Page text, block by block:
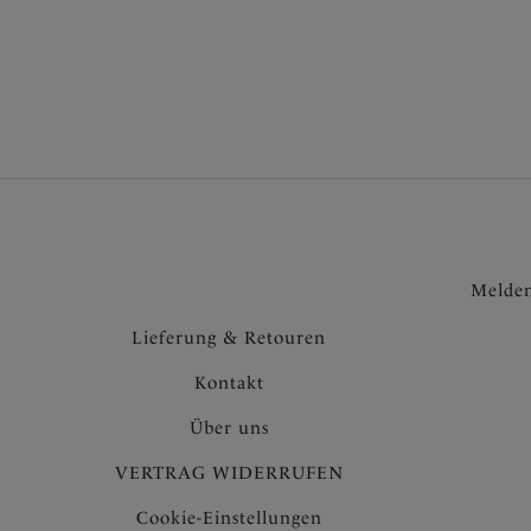
Lieferung & Retouren
Kontakt
Über uns
VERTRAG WIDERRUFEN
Cookie-Einstellungen